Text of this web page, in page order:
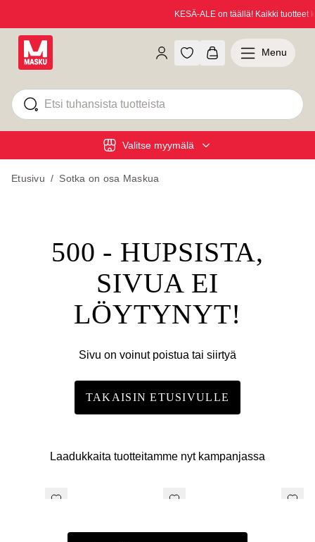
KESÄ-ALE on täällä! Kaikki tuotteet
Valitse myymälä
Menu
Etusivu / Sotka on osa Maskua
500 - HUPSISTA,
SIVUA EI
LÖYTYNYT!
Sivu on voinut poistua tai siirtyä
TAKAISIN ETUSIVULLE
Laadukkaita tuotteitamme nyt kampanjassa